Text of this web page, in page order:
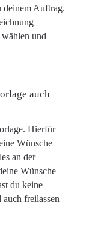
deinem Auftrag.
und
auch
Hierfür
Wünsche
an der
Wünsche
du keine
freilassen